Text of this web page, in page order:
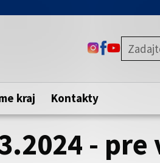
je zabezpečená
webovú stránku.
názvom domény webového
ODKAZ SA
ODKAZ SA
ODKAZ SA
kraj
Kontakty
-